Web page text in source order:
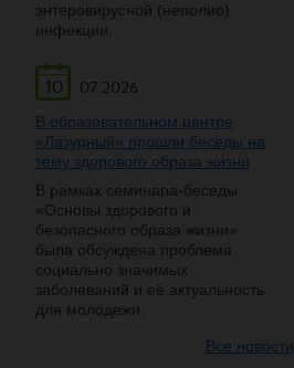
энтеровирусной (неполио)
инфекции.
10
07.2026
В образовательном центре
«Лазурный» прошли беседы на
тему здорового образа жизни
В рамках семинара-беседы
«Основы здорового и
безопасного образа жизни»
была обсуждена проблема
социально значимых
заболеваний и её актуальность
для молодежи.
Все новости